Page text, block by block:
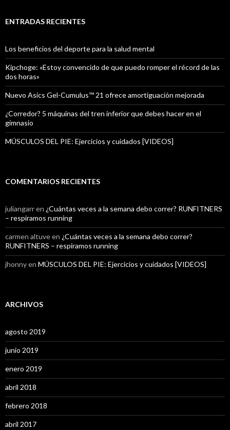
ENTRADAS RECIENTES
Los beneficios del deporte para la salud mental
Kipchoge: «Estoy convencido de que puedo romper el récord de las
dos horas»
Nuevo Asics Gel-Cumulus™ 21 ofrece amortiguación mejorada
¿Corredor? 5 máquinas del tren inferior que debes hacer en el
gimnasio
MÚSCULOS DEL PIE: Ejercicios y cuidados [VIDEOS]
COMENTARIOS RECIENTES
juliangarren ¿Cuántas veces a la semana debo correr? RUNFITNERS
– respiramos running
carmen altuveen ¿Cuántas veces a la semana debo correr?
RUNFITNERS – respiramos running
jhonnyen MÚSCULOS DEL PIE: Ejercicios y cuidados [VIDEOS]
ARCHIVOS
agosto 2019
junio 2019
enero 2019
abril 2018
febrero 2018
abril 2017